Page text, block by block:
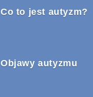
Co to jest autyzm?
Objawy autyzmu